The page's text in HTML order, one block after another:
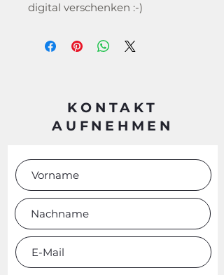
digital verschenken :-)
KONTAKT
AUFNEHMEN